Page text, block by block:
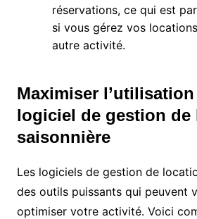
réservations, ce qui est
si vous gérez vos
autre activité.
Maximiser l’utilisation
logiciel de gestion de
saisonnière
Les logiciels de gestion de
des outils puissants qui peuvent
optimiser votre activité. Voici